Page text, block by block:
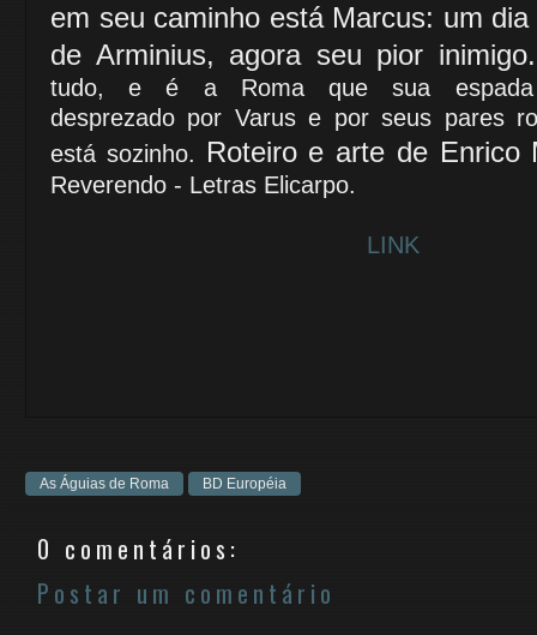
em seu caminho está Marcus: um
de Arminius, agora seu pior
tudo, e é a Roma que sua
desprezado por Varus e por seus pares
está sozinho. Roteiro e arte de Enrico
Reverendo - Letras Elicarpo.
LINK
As Águias de Roma BD Européia
0 comentários:
Postar um comentário